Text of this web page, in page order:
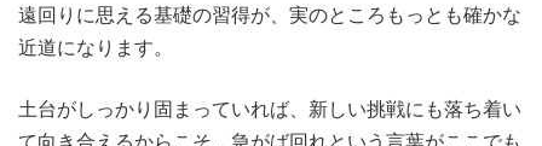
遠回りに思える基礎の習得が、実のところもっとも確かな
近道になります。
土台がしっかり固まっていれば、新しい挑戦にも落ち着い
て向き合えるからこそ、急がば回れという言葉がここでも